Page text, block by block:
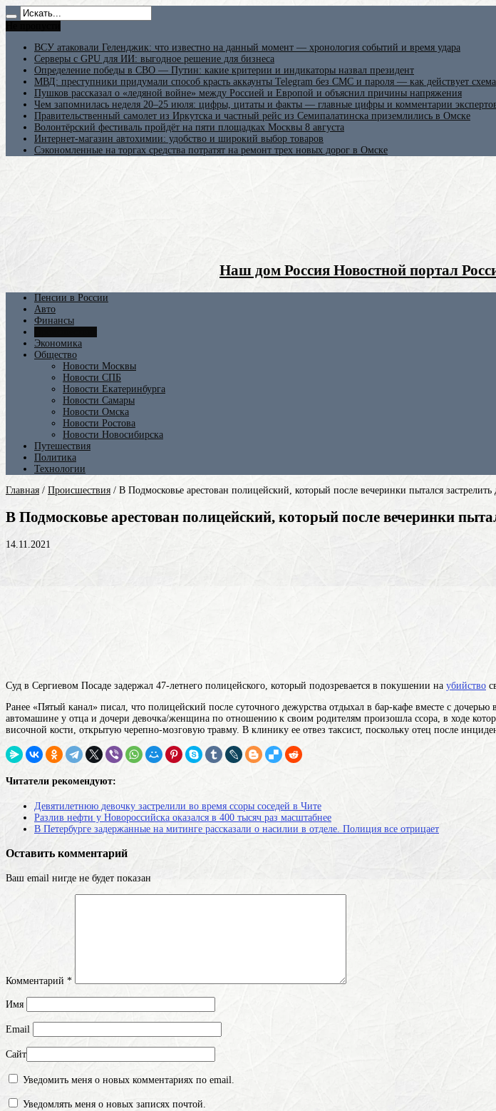
ВСУ атаковали Геленджик: что известно на данный момент — хронология событий и время удара
Серверы с GPU для ИИ: выгодное решение для бизнеса
Определение победы в СВО — Путин: какие критерии и индикаторы назвал президент
МВД: преступники придумали способ красть аккаунты Telegram без СМС и пароля — как действует
Пушков рассказал о «ледяной войне» между Россией и Европой и объяснил причины напряжения
Чем запомнилась неделя 20–25 июля: цифры, цитаты и факты — главные цифры и комментарии
Правительственный самолет из Иркутска и частный рейс из Семипалатинска приземлились в Омске
Волонтёрский фестиваль пройдёт на пяти площадках Москвы 8 августа
Интернет-магазин автохимии: удобство и широкий выбор товаров
Сэкономленные на торгах средства потратят на ремонт трех новых дорог в Омске
Наш дом Россия Новостной портал
Пенсии в России
Авто
Финансы
Экономика
Общество
Новости Москвы
Новости СПБ
Новости Екатеринбурга
Новости Самары
Новости Омска
Новости Ростова
Новости Новосибирска
Путешествия
Политика
Технологии
Главная / Происшествия / В Подмосковье арестован полицейский, который после вечеринки пытался застрелить
В Подмосковье арестован полицейский, который после вечеринки
14.11.2021
Суд в Сергиевом Посаде задержал 47-летнего полицейского, который подозревается в покушении на убийство
Ранее «Пятый канал» писал, что полицейский после суточного дежурства отдыхал в бар-кафе вместе с
автомашине у отца и дочери девочка/женщина по отношению к своим родителям произошла ссора, в ходе
височной кости, открытую черепно-мозговую травму. В клинику ее отвез таксист, поскольку отец после
Читатели рекомендуют:
Девятилетнюю девочку застрелили во время ссоры соседей в Чите
Разлив нефти у Новороссийска оказался в 400 тысяч раз масштабнее
В Петербурге задержанные на митинге рассказали о насилии в отделе. Полиция все отрицает
Оставить комментарий
Ваш email нигде не будет показан
Комментарий *
Имя
Email
Сайт
Уведомить меня о новых комментариях по email.
Уведомлять меня о новых записях почтой.